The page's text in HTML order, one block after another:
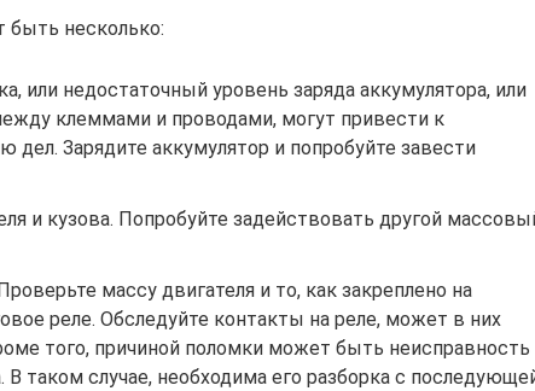
быть несколько:
или недостаточный уровень заряда аккумулятора, или
клеммами и проводами, могут привести к
дел. Зарядите аккумулятор и попробуйте завести
и кузова. Попробуйте задействовать другой
массу двигателя и то, как закреплено на
реле. Обследуйте контакты на реле, может в них
того, причиной поломки может быть неисправность
В таком случае, необходима его разборка с